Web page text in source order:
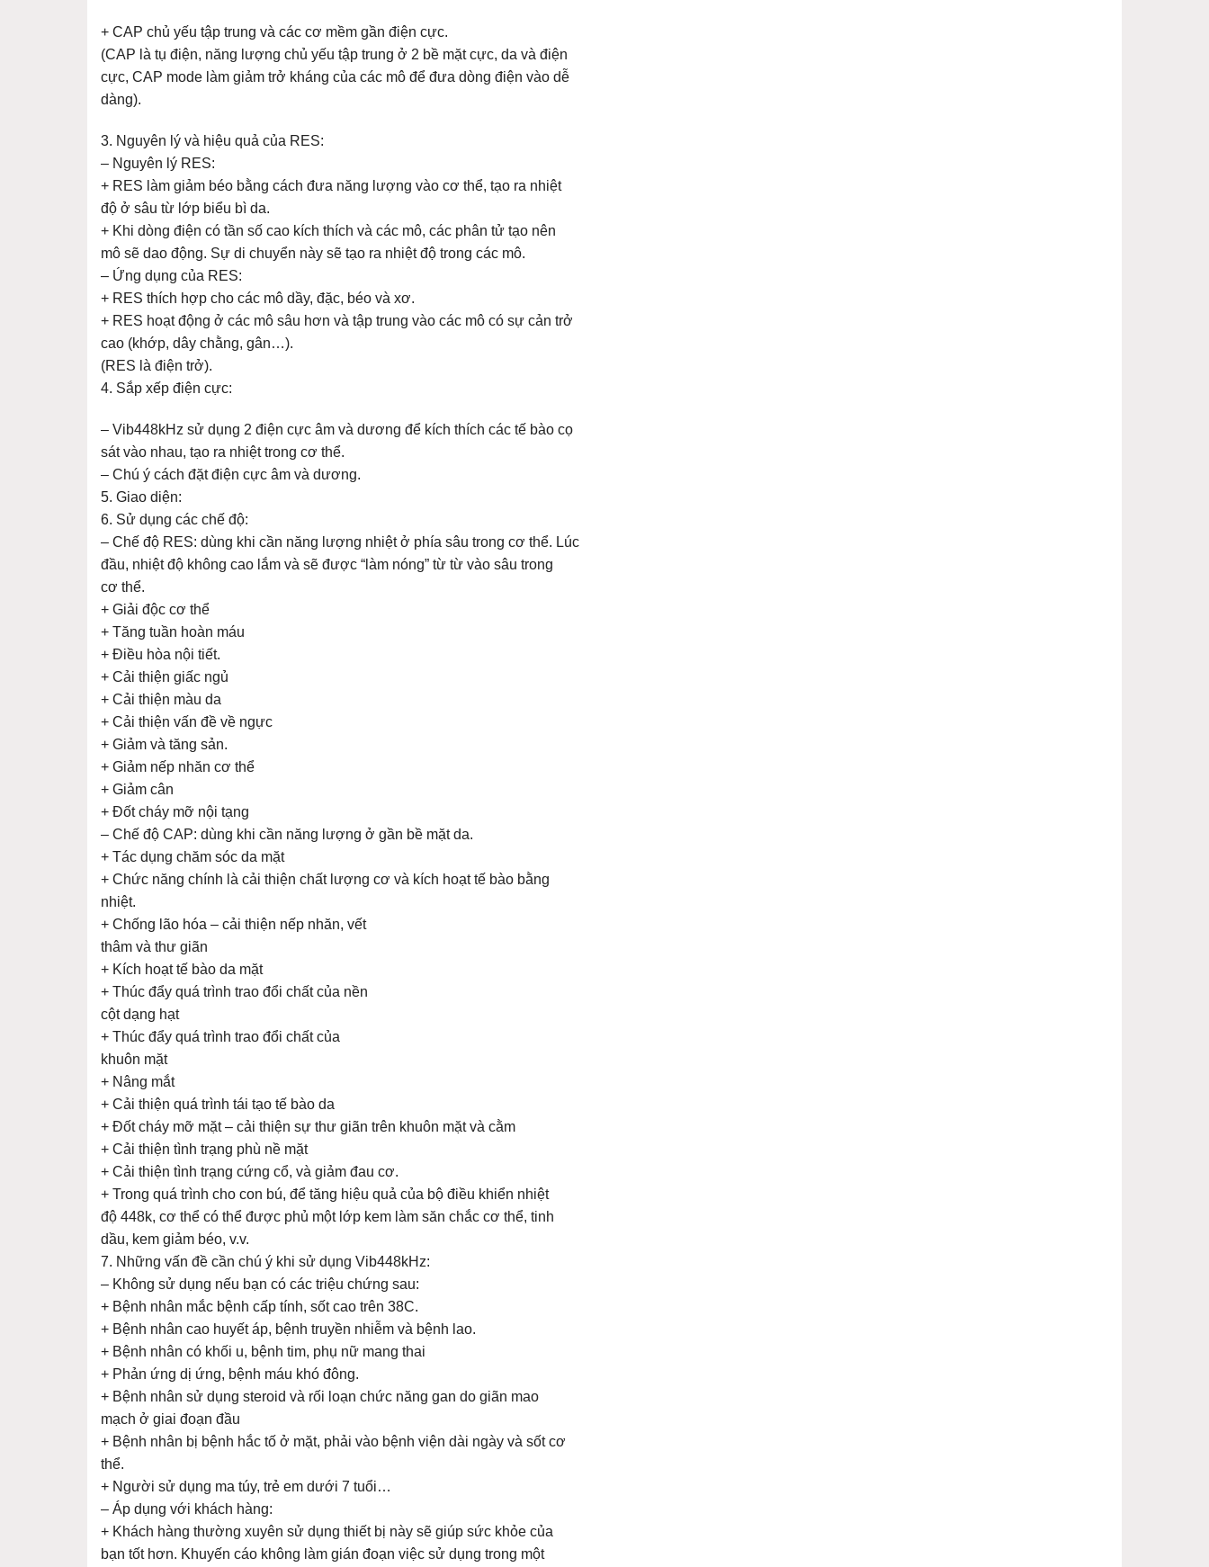
+ CAP chủ yếu tập trung và các cơ mềm gần điện cực.
(CAP là tụ điện, năng lượng chủ yếu tập trung ở 2 bề mặt cực, da và điện
cực, CAP mode làm giảm trở kháng của các mô để đưa dòng điện vào dễ
dàng).
3. Nguyên lý và hiệu quả của RES:
– Nguyên lý RES:
+ RES làm giảm béo bằng cách đưa năng lượng vào cơ thể, tạo ra nhiệt
độ ở sâu từ lớp biểu bì da.
+ Khi dòng điện có tần số cao kích thích và các mô, các phân tử tạo nên
mô sẽ dao động. Sự di chuyển này sẽ tạo ra nhiệt độ trong các mô.
– Ứng dụng của RES:
+ RES thích hợp cho các mô dầy, đặc, béo và xơ.
+ RES hoạt động ở các mô sâu hơn và tập trung vào các mô có sự cản trở
cao (khớp, dây chằng, gân…).
(RES là điện trở).
4. Sắp xếp điện cực:
– Vib448kHz sử dụng 2 điện cực âm và dương để kích thích các tế bào cọ
sát vào nhau, tạo ra nhiệt trong cơ thể.
– Chú ý cách đặt điện cực âm và dương.
5. Giao diện:
6. Sử dụng các chế độ:
– Chế độ RES: dùng khi cần năng lượng nhiệt ở phía sâu trong cơ thể. Lúc
đầu, nhiệt độ không cao lắm và sẽ được “làm nóng” từ từ vào sâu trong
cơ thể.
+ Giải độc cơ thể
+ Tăng tuần hoàn máu
+ Điều hòa nội tiết.
+ Cải thiện giấc ngủ
+ Cải thiện màu da
+ Cải thiện vấn đề về ngực
+ Giảm và tăng sản.
+ Giảm nếp nhăn cơ thể
+ Giảm cân
+ Đốt cháy mỡ nội tạng
– Chế độ CAP: dùng khi cần năng lượng ở gần bề mặt da.
+ Tác dụng chăm sóc da mặt
+ Chức năng chính là cải thiện chất lượng cơ và kích hoạt tế bào bằng
nhiệt.
+ Chống lão hóa – cải thiện nếp nhăn, vết
thâm và thư giãn
+ Kích hoạt tế bào da mặt
+ Thúc đẩy quá trình trao đổi chất của nền
cột dạng hạt
+ Thúc đẩy quá trình trao đổi chất của
khuôn mặt
+ Nâng mắt
+ Cải thiện quá trình tái tạo tế bào da
+ Đốt cháy mỡ mặt – cải thiện sự thư giãn trên khuôn mặt và cằm
+ Cải thiện tình trạng phù nề mặt
+ Cải thiện tình trạng cứng cổ, và giảm đau cơ.
+ Trong quá trình cho con bú, để tăng hiệu quả của bộ điều khiển nhiệt
độ 448k, cơ thể có thể được phủ một lớp kem làm săn chắc cơ thể, tinh
dầu, kem giảm béo, v.v.
7. Những vấn đề cần chú ý khi sử dụng Vib448kHz:
– Không sử dụng nếu bạn có các triệu chứng sau:
+ Bệnh nhân mắc bệnh cấp tính, sốt cao trên 38C.
+ Bệnh nhân cao huyết áp, bệnh truyền nhiễm và bệnh lao.
+ Bệnh nhân có khối u, bệnh tim, phụ nữ mang thai
+ Phản ứng dị ứng, bệnh máu khó đông.
+ Bệnh nhân sử dụng steroid và rối loạn chức năng gan do giãn mao
mạch ở giai đoạn đầu
+ Bệnh nhân bị bệnh hắc tố ở mặt, phải vào bệnh viện dài ngày và sốt cơ
thể.
+ Người sử dụng ma túy, trẻ em dưới 7 tuổi…
– Áp dụng với khách hàng:
+ Khách hàng thường xuyên sử dụng thiết bị này sẽ giúp sức khỏe của
bạn tốt hơn. Khuyến cáo không làm gián đoạn việc sử dụng trong một